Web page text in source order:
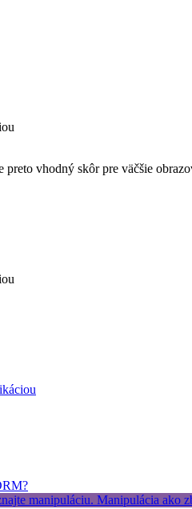
vhodný skôr pre väčšie